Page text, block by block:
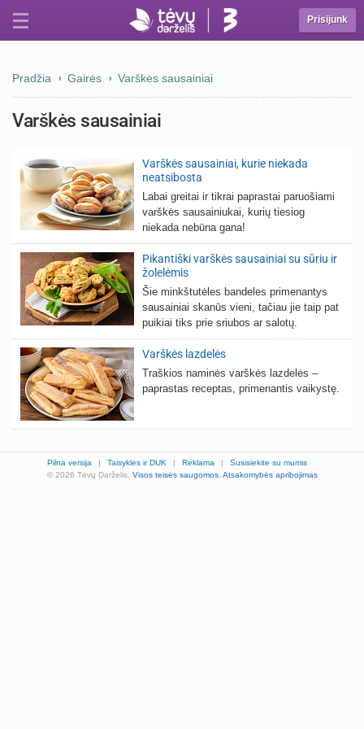
Prisijunk
Pradžia Gairės Varškės sausainiai
Varškės sausainiai
Varškės sausainiai, kurie niekada
neatsibosta
Labai greitai ir tikrai paprastai paruošiami
varškės sausainiukai, kurių tiesiog
niekada nebūna gana!
Pikantiški varškės sausainiai su sūriu ir
žolelėmis
Šie minkštutėles bandeles primenantys
sausainiai skanūs vieni, tačiau jie taip pat
puikiai tiks prie sriubos ar salotų.
Varškės lazdelės
Traškios naminės varškės lazdelės –
paprastas receptas, primenantis vaikystę.
Pilna versija | Taisyklės ir DUK | Reklama |
Susisiekite su mumis
© 2026 Tėvų Darželis. Visos teisės saugomos. Atsakomybės apribojimas